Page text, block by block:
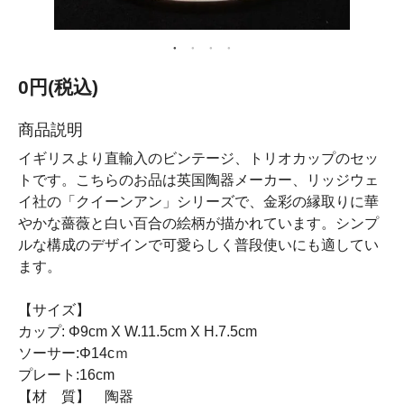
0円(税込)
商品説明
イギリスより直輸入のビンテージ、トリオカップのセッ
トです。こちらのお品は英国陶器メーカー、リッジウェ
イ社の「クイーンアン」シリーズで、金彩の縁取りに華
やかな薔薇と白い百合の絵柄が描かれています。シンプ
ルな構成のデザインで可愛らしく普段使いにも適してい
ます。
【サイズ】
カップ: Φ9cm X W.11.5cm X H.7.5cm
ソーサー:Φ14cｍ
プレート:16cm
【材 質】 陶器